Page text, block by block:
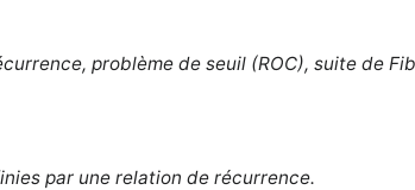
problème de seuil (ROC), suite de
par une relation de récurrence.